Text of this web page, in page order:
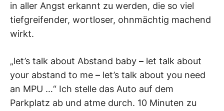
in aller Angst erkannt zu werden, die so viel
tiefgreifender, wortloser, ohnmächtig machend
wirkt.
„let’s talk about Abstand baby – let talk about
your abstand to me – let’s talk about you need
an MPU …“ Ich stelle das Auto auf dem
Parkplatz ab und atme durch. 10 Minuten zu